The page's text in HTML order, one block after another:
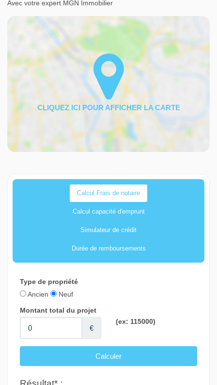
Avec votre expert MGN Immobilier
Calcul Frais de notaire
Calcul capacité d'emprunt
Simulateur de crédit
Durée de remboursements